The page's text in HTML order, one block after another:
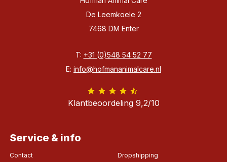
De Leemkoele 2
7468 DM Enter
T: +31 (0)548 54 52 77
E: info@hofmananimalcare.nl
Klantbeoordeling 9,2/10
Service & info
Contact
Dropshipping